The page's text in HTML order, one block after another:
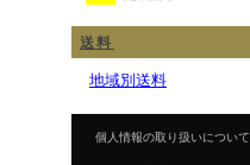
送料
地域別送料
個人情報の取り扱いについて